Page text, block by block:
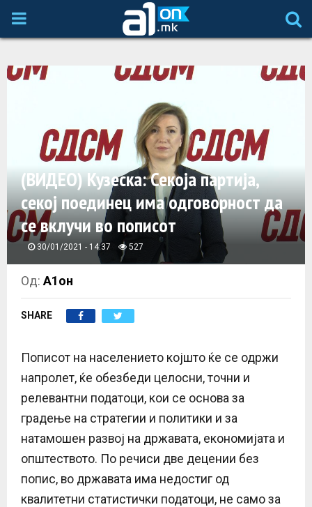
P
R
Y
M
E
N
U
(ВИДЕО) Кузеска: Секоја партија,
секој поединец има одговорност да
се вклучи во пописот
30/01/2021 - 14:37 527
Од:А1он
SHARE
Пописот на населението којшто ќе се одржи
напролет, ќе обезбеди целосни, точни и
релевантни податоци, кои се основа за
градење на стратегии и политики и за
натамошен развој на државата, економијата и
општеството. По речиси две децении без
попис, во државата има недостиг од
квалитетни статистички податоци, не само за